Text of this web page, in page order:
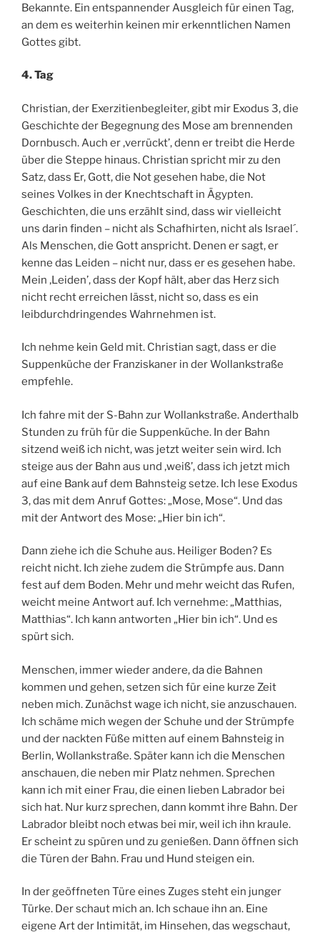
Bekannte. Ein entspannender Ausgleich für einen Tag,
an dem es weiterhin keinen mir erkenntlichen Namen
Gottes gibt.
4. Tag
Christian, der Exerzitienbegleiter, gibt mir Exodus 3, die
Geschichte der Begegnung des Mose am brennenden
Dornbusch. Auch er ‚verrückt’, denn er treibt die Herde
über die Steppe hinaus. Christian spricht mir zu den
Satz, dass Er, Gott, die Not gesehen habe, die Not
seines Volkes in der Knechtschaft in Ägypten.
Geschichten, die uns erzählt sind, dass wir vielleicht
uns darin finden – nicht als Schafhirten, nicht als Israel´.
Als Menschen, die Gott anspricht. Denen er sagt, er
kenne das Leiden – nicht nur, dass er es gesehen habe.
Mein ‚Leiden’, dass der Kopf hält, aber das Herz sich
nicht recht erreichen lässt, nicht so, dass es ein
leibdurchdringendes Wahrnehmen ist.
Ich nehme kein Geld mit. Christian sagt, dass er die
Suppenküche der Franziskaner in der Wollankstraße
empfehle.
Ich fahre mit der S-Bahn zur Wollankstraße. Anderthalb
Stunden zu früh für die Suppenküche. In der Bahn
sitzend weiß ich nicht, was jetzt weiter sein wird. Ich
steige aus der Bahn aus und ‚weiß’, dass ich jetzt mich
auf eine Bank auf dem Bahnsteig setze. Ich lese Exodus
3, das mit dem Anruf Gottes: „Mose, Mose“. Und das
mit der Antwort des Mose: „Hier bin ich“.
Dann ziehe ich die Schuhe aus. Heiliger Boden? Es
reicht nicht. Ich ziehe zudem die Strümpfe aus. Dann
fest auf dem Boden. Mehr und mehr weicht das Rufen,
weicht meine Antwort auf. Ich vernehme: „Matthias,
Matthias“. Ich kann antworten „Hier bin ich“. Und es
spürt sich.
Menschen, immer wieder andere, da die Bahnen
kommen und gehen, setzen sich für eine kurze Zeit
neben mich. Zunächst wage ich nicht, sie anzuschauen.
Ich schäme mich wegen der Schuhe und der Strümpfe
und der nackten Füße mitten auf einem Bahnsteig in
Berlin, Wollankstraße. Später kann ich die Menschen
anschauen, die neben mir Platz nehmen. Sprechen
kann ich mit einer Frau, die einen lieben Labrador bei
sich hat. Nur kurz sprechen, dann kommt ihre Bahn. Der
Labrador bleibt noch etwas bei mir, weil ich ihn kraule.
Er scheint zu spüren und zu genießen. Dann öffnen sich
die Türen der Bahn. Frau und Hund steigen ein.
In der geöffneten Türe eines Zuges steht ein junger
Türke. Der schaut mich an. Ich schaue ihn an. Eine
eigene Art der Intimität, im Hinsehen, das wegschaut,